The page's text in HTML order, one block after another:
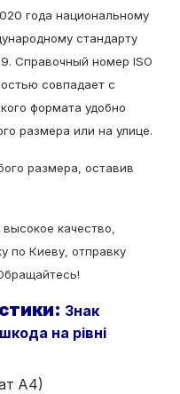
года национальному
стандарту
Справочный номер ISO
совпадает с
формата удобно
размера или на улице.
размера, оставив
качество,
по Киеву, отправку
Знак
на рівні
А4)